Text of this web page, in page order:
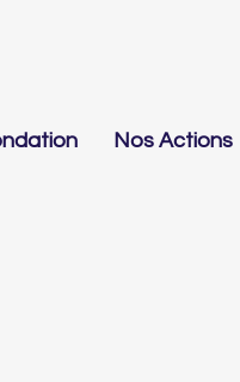
Nos Actions